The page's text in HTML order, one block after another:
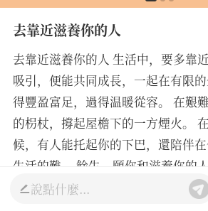
去靠近滋養你的人
去靠近滋養你的人 生活中，要多靠
吸引，便能共同成長，一起在有限
得豐盈富足，過得温暖從容。 在艱
的枴杖，撐起屋檐下的一方煙火。
候，有人能托起你的下巴，還陪伴
生活的難。 餘生，願你和滋養你的
辰，心中有山海，生活處處有芳香。